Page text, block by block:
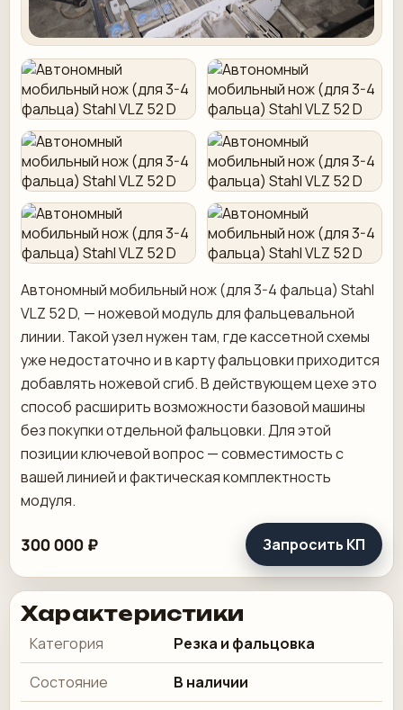
Автономный мобильный нож (для 3-4 фальца) Stahl
VLZ 52 D, — ножевой модуль для фальцевальной
линии. Такой узел нужен там, где кассетной схемы
уже недостаточно и в карту фальцовки приходится
добавлять ножевой сгиб. В действующем цехе это
способ расширить возможности базовой машины
без покупки отдельной фальцовки. Для этой
позиции ключевой вопрос — совместимость с
вашей линией и фактическая комплектность
модуля.
300 000 ₽ Запросить КП
Характеристики
Категория
Резка и фальцовка
Состояние
В наличии